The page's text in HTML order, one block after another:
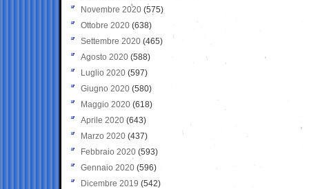
Novembre 2020 (575)
Ottobre 2020 (638)
Settembre 2020(465)
Agosto 2020 (588)
Luglio 2020 (597)
Giugno 2020 (580)
Maggio 2020 (618)
Aprile 2020 (643)
Marzo 2020 (437)
Febbraio 2020 (593)
Gennaio 2020 (596)
Dicembre 2019 (542)